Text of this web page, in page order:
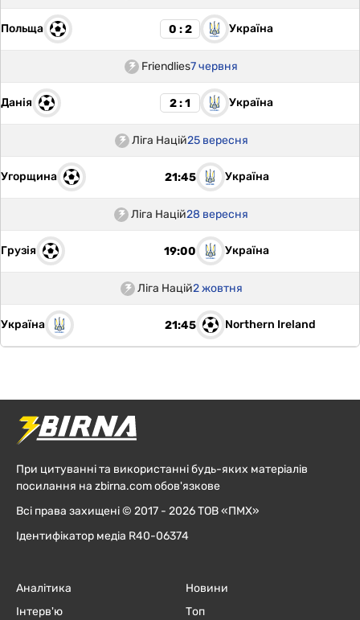
Польща 0 : 2 Україна
Friendlies7 червня
Данія 2 : 1 Україна
Ліга Націй25 вересня
Угорщина 21:45 Україна
Ліга Націй28 вересня
Грузія 19:00 Україна
Ліга Націй2 жовтня
Україна 21:45 Northern Ireland
При цитуванні та використанні будь-яких матеріалів
посилання на zbirna.com обов'язкове
Всі права захищені © 2017 - 2026 ТОВ «ПМХ»
Ідентифікатор медіа R40-06374
Аналітика
Інтерв'ю
Новини
Топ